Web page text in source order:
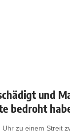
und
bedroht
zu einem Streit